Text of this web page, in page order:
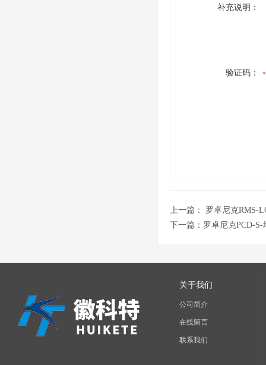
补充说明：
验证码：
上一篇： 罗卓尼克RMS-
下一篇： 罗卓尼克PCD-
关于我们
公司简介
在线留言
联系我们